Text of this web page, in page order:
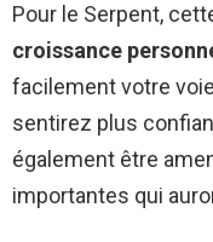
Pour le Serpent,
croissance
facilement votre
sentirez plus
également être
importantes qui